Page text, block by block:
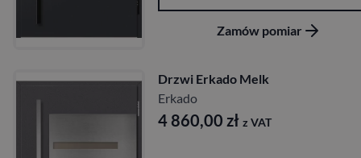
Zamów pomiar
Drzwi Erkado Melk
Erkado
4 860,00 zł z VAT